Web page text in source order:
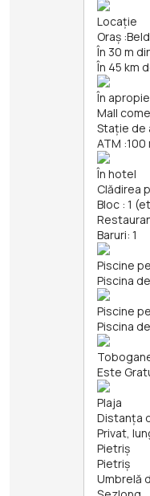
Locație
Oraș :
În 30 m
În 45 km
În
Mall
Stație de
ATM :100
În hotel
Clădirea
Bloc : 1
Baruri: 1
Piscine
Piscina
Piscine
Piscina
Este
Plaja
Distanța
Privat,
Pietriș
Pietriș
Umbrelă